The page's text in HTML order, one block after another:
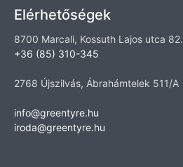
Elérhetőségek
8700 Marcali, Kossuth Lajos utca 82.
+36 (85) 310-345
2768 Újszilvás, Ábrahámtelek 511/A
info@greentyre.hu
iroda@greentyre.hu